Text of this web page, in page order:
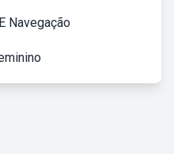
Navegação